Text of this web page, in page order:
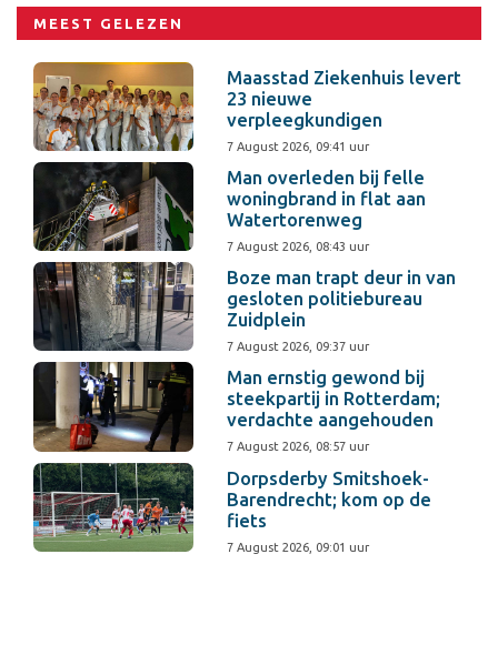
MEEST GELEZEN
Maasstad Ziekenhuis levert
23 nieuwe
verpleegkundigen
7 August 2026, 09:41 uur
Man overleden bij felle
woningbrand in flat aan
Watertorenweg
7 August 2026, 08:43 uur
Boze man trapt deur in van
gesloten politiebureau
Zuidplein
7 August 2026, 09:37 uur
Man ernstig gewond bij
steekpartij in Rotterdam;
verdachte aangehouden
7 August 2026, 08:57 uur
Dorpsderby Smitshoek-
Barendrecht; kom op de
fiets
7 August 2026, 09:01 uur